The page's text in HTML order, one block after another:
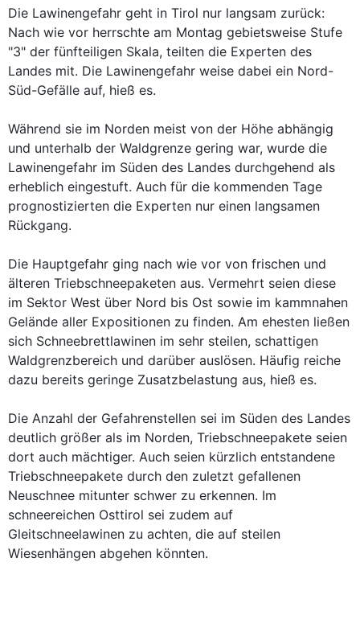
Die Lawinengefahr geht in Tirol nur langsam zurück:
Nach wie vor herrschte am Montag gebietsweise Stufe
"3" der fünfteiligen Skala, teilten die Experten des
Landes mit. Die Lawinengefahr weise dabei ein Nord-
Süd-Gefälle auf, hieß es.
Während sie im Norden meist von der Höhe abhängig
und unterhalb der Waldgrenze gering war, wurde die
Lawinengefahr im Süden des Landes durchgehend als
erheblich eingestuft. Auch für die kommenden Tage
prognostizierten die Experten nur einen langsamen
Rückgang.
Die Hauptgefahr ging nach wie vor von frischen und
älteren Triebschneepaketen aus. Vermehrt seien diese
im Sektor West über Nord bis Ost sowie im kammnahen
Gelände aller Expositionen zu finden. Am ehesten ließen
sich Schneebrettlawinen im sehr steilen, schattigen
Waldgrenzbereich und darüber auslösen. Häufig reiche
dazu bereits geringe Zusatzbelastung aus, hieß es.
Die Anzahl der Gefahrenstellen sei im Süden des Landes
deutlich größer als im Norden, Triebschneepakete seien
dort auch mächtiger. Auch seien kürzlich entstandene
Triebschneepakete durch den zuletzt gefallenen
Neuschnee mitunter schwer zu erkennen. Im
schneereichen Osttirol sei zudem auf
Gleitschneelawinen zu achten, die auf steilen
Wiesenhängen abgehen könnten.